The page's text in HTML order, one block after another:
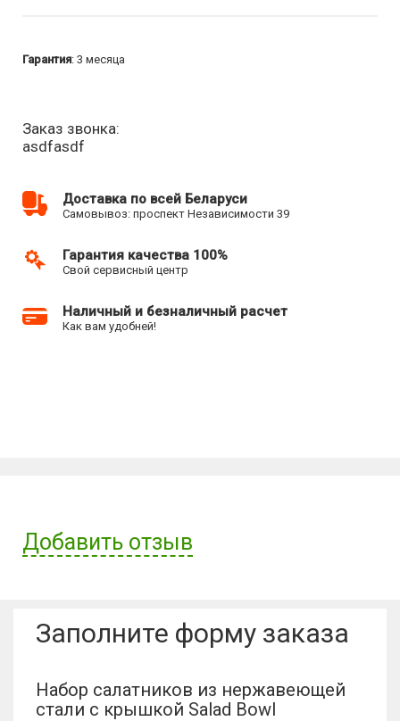
Гарантия: 3 месяца
Заказ звонка:
asdfasdf
Доставка по всей Беларуси
Самовывоз: проспект Независимости 39
Гарантия качества 100%
Свой сервисный центр
Наличный и безналичный расчет
Как вам удобней!
Добавить отзыв
Заполните форму заказа
Набор салатников из нержавеющей
стали с крышкой Salad Bowl